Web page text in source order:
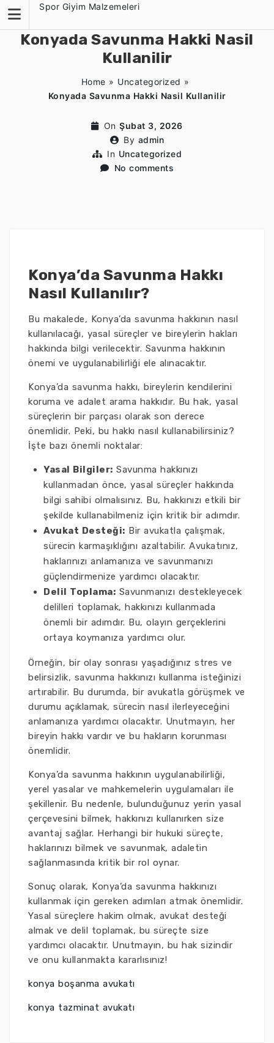
content
Spor Giyim Malzemeleri
Konyada Savunma Hakki Nasil
Kullanilir
Home » Uncategorized »
Konyada Savunma Hakki Nasil Kullanilir
On Şubat 3, 2026
By admin
In Uncategorized
No comments
Konya’da Savunma Hakkı
Nasıl Kullanılır?
Bu makalede, Konya’da savunma hakkının nasıl
kullanılacağı, yasal süreçler ve bireylerin hakları
hakkında bilgi verilecektir. Savunma hakkının
önemi ve uygulanabilirliği ele alınacaktır.
Konya’da savunma hakkı, bireylerin kendilerini
koruma ve adalet arama hakkıdır. Bu hak, yasal
süreçlerin bir parçası olarak son derece
önemlidir. Peki, bu hakkı nasıl kullanabilirsiniz?
İşte bazı önemli noktalar:
Yasal Bilgiler: Savunma hakkınızı
kullanmadan önce, yasal süreçler hakkında
bilgi sahibi olmalısınız. Bu, hakkınızı etkili bir
şekilde kullanabilmeniz için kritik bir adımdır.
Avukat Desteği: Bir avukatla çalışmak,
sürecin karmaşıklığını azaltabilir. Avukatınız,
haklarınızı anlamanıza ve savunmanızı
güçlendirmenize yardımcı olacaktır.
Delil Toplama: Savunmanızı destekleyecek
delilleri toplamak, hakkınızı kullanmada
önemli bir adımdır. Bu, olayın gerçeklerini
ortaya koymanıza yardımcı olur.
Örneğin, bir olay sonrası yaşadığınız stres ve
belirsizlik, savunma hakkınızı kullanma isteğinizi
artırabilir. Bu durumda, bir avukatla görüşmek ve
durumu açıklamak, sürecin nasıl ilerleyeceğini
anlamanıza yardımcı olacaktır. Unutmayın, her
bireyin hakkı vardır ve bu hakların korunması
önemlidir.
Konya’da savunma hakkının uygulanabilirliği,
yerel yasalar ve mahkemelerin uygulamaları ile
şekillenir. Bu nedenle, bulunduğunuz yerin yasal
çerçevesini bilmek, hakkınızı kullanırken size
avantaj sağlar. Herhangi bir hukuki süreçte,
haklarınızı bilmek ve savunmak, adaletin
sağlanmasında kritik bir rol oynar.
Sonuç olarak, Konya’da savunma hakkınızı
kullanmak için gereken adımları atmak önemlidir.
Yasal süreçlere hakim olmak, avukat desteği
almak ve delil toplamak, bu süreçte size
yardımcı olacaktır. Unutmayın, bu hak sizindir
ve onu kullanmakta kararlısınız!
konya boşanma avukatı
konya tazminat avukatı